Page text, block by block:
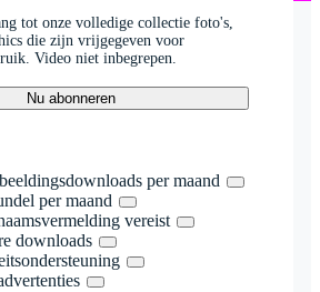
tot onze volledige collectie foto's,
die zijn vrijgegeven voor
Video niet inbegrepen.
Nu abonneren
per maand
per maand
vereist
downloads